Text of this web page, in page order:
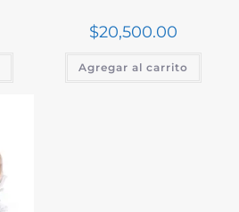
$20,500.00
Agregar al carrito